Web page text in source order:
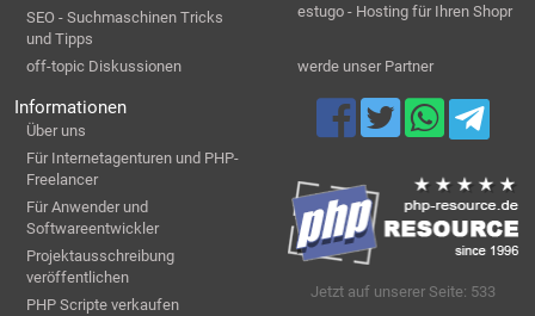
SEO - Suchmaschinen Tricks
und Tipps
off-topic Diskussionen
estugo - Hosting für Ihren Shopr
werde unser Partner
Informationen
Über uns
Für Internetagenturen und PHP-
Freelancer
Für Anwender und
Softwareentwickler
Projektausschreibung
veröffentlichen
PHP Scripte verkaufen
Jetzt auf unserer Seite: 533